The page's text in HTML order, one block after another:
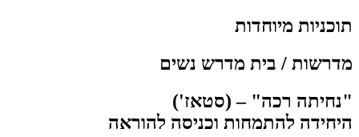
תוכניות מיוחדות
מדרשות / בית מדרש נשים
"נחיתה רכה" – (סטאז')
היחידה להתמחות וכניסה להוראה